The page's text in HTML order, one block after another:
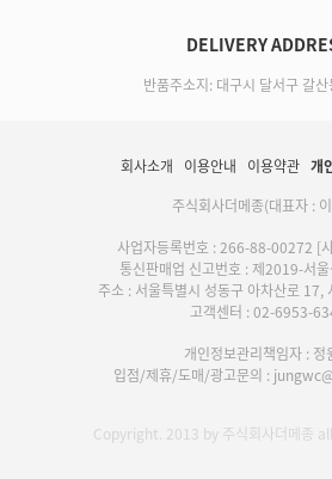
DELIVERY
반품주소지: 대구시 달서구 갈
회사소개 이용안내 이용약관 개
주식회사더메종(대표자 :
사업자등록번호 : 266-88-00272 [
통신판매업 신고번호 : 제2019-서
주소 : 서울특별시 성동구 아차산로 17,
고객센터 : 02-6953-
개인정보관리책임자 : 정
입점/제휴/도매/광고문의 :
Copyright. 2013 by 주식회사더메종